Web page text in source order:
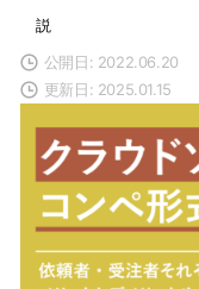
説
公開日: 2022.06.20
更新日: 2025.01.15